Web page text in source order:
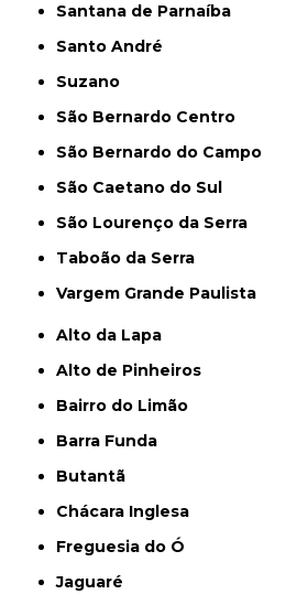
Santana de Parnaíba
Santo André
Suzano
São Bernardo Centro
São Bernardo do Campo
São Caetano do Sul
São Lourenço da Serra
Taboão da Serra
Vargem Grande Paulista
Alto da Lapa
Alto de Pinheiros
Bairro do Limão
Barra Funda
Butantã
Chácara Inglesa
Freguesia do Ó
Jaguaré